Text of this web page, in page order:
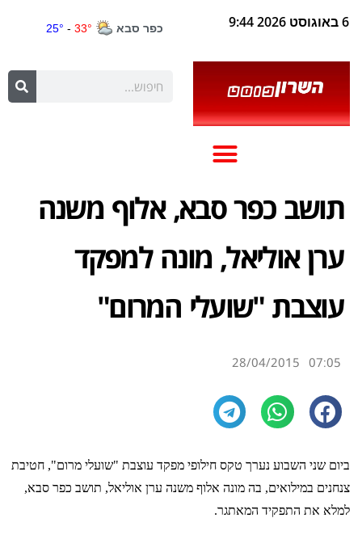
6 באוגוסט 2026 9:44
תושב כפר סבא, אלוף משנה
ערן אוליאל, מונה למפקד
עוצבת "שועלי המרום"
07:05
28/04/2015
ביום שני השבוע נערך טקס חילופי מפקד עוצבת "שועלי מרום", חטיבת
צנחנים במילואים, בה מונה אלוף משנה ערן אוליאל, תושב כפר סבא,
למלא את התפקיד המאתגר.